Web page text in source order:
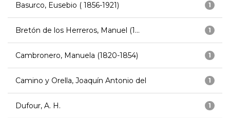
1
Basurco, Eusebio ( 1856-1921)
1
Bretón de los Herreros, Manuel (1...
1
Cambronero, Manuela (1820-1854)
1
Camino y Orella, Joaquín Antonio del
1
Dufour, A. H.